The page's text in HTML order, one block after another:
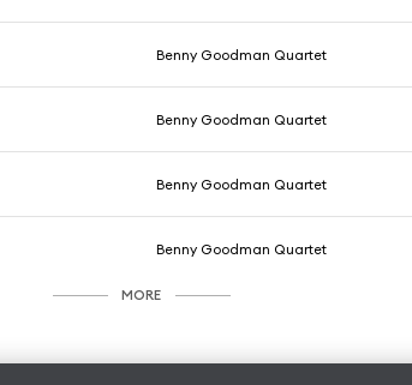
Benny Goodman Quartet
Benny Goodman Quartet
Benny Goodman Quartet
Benny Goodman Quartet
MORE